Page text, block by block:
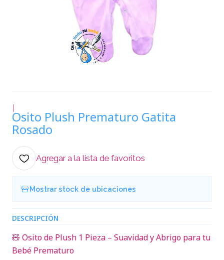
|
Osito Plush Prematuro Gatita
Rosado
Agregar a la lista de favoritos
Mostrar stock de ubicaciones
DESCRIPCIÓN
🧸 Osito de Plush 1 Pieza – Suavidad y Abrigo para tu
Bebé Prematuro